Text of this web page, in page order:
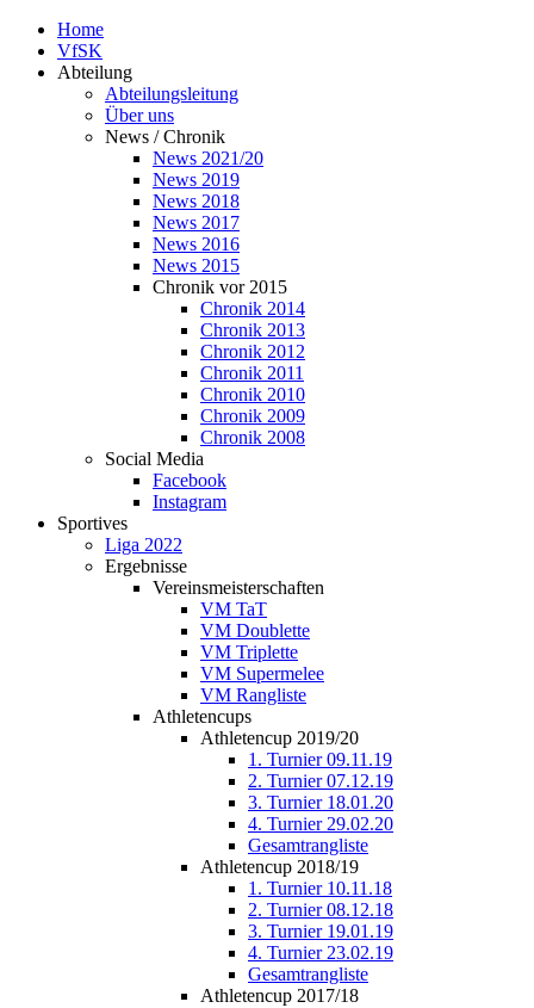
Home
VfSK
Abteilung
Abteilungsleitung
Über uns
News / Chronik
News 2021/20
News 2019
News 2018
News 2017
News 2016
News 2015
Chronik vor 2015
Chronik 2014
Chronik 2013
Chronik 2012
Chronik 2011
Chronik 2010
Chronik 2009
Chronik 2008
Social Media
Facebook
Instagram
Sportives
Liga 2022
Ergebnisse
Vereinsmeisterschaften
VM TaT
VM Doublette
VM Triplette
VM Supermelee
VM Rangliste
Athletencups
Athletencup 2019/20
1. Turnier 09.11.19
2. Turnier 07.12.19
3. Turnier 18.01.20
4. Turnier 29.02.20
Gesamtrangliste
Athletencup 2018/19
1. Turnier 10.11.18
2. Turnier 08.12.18
3. Turnier 19.01.19
4. Turnier 23.02.19
Gesamtrangliste
Athletencup 2017/18